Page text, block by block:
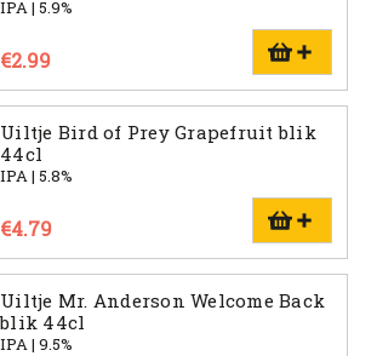
IPA | 5.9%
€2.99
Uiltje Bird of Prey Grapefruit blik
44cl
IPA | 5.8%
€4.79
Uiltje Mr. Anderson Welcome Back
blik 44cl
IPA | 9.5%